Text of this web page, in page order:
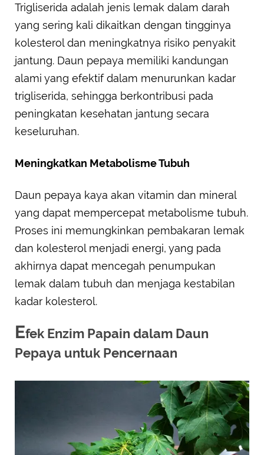
Trigliserida adalah jenis lemak dalam darah
yang sering kali dikaitkan dengan tingginya
kolesterol dan meningkatnya risiko penyakit
jantung. Daun pepaya memiliki kandungan
alami yang efektif dalam menurunkan kadar
trigliserida, sehingga berkontribusi pada
peningkatan kesehatan jantung secara
keseluruhan.
Meningkatkan Metabolisme Tubuh
Daun pepaya kaya akan vitamin dan mineral
yang dapat mempercepat metabolisme tubuh.
Proses ini memungkinkan pembakaran lemak
dan kolesterol menjadi energi, yang pada
akhirnya dapat mencegah penumpukan
lemak dalam tubuh dan menjaga kestabilan
kadar kolesterol.
Efek Enzim Papain dalam Daun
Pepaya untuk Pencernaan